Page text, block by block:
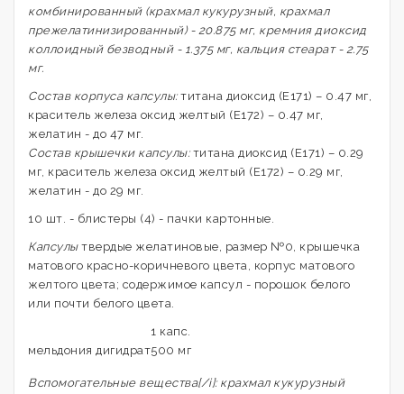
комбинированный (крахмал кукурузный, крахмал
прежелатинизированный) - 20.875 мг, кремния диоксид
коллоидный безводный - 1.375 мг, кальция стеарат - 2.75
мг.
Состав корпусакапсулы:титана диоксид (Е171) – 0.47 мг,
краситель железа оксид желтый (Е172) – 0.47 мг,
желатин - до 47 мг.
Состав крышечки капсулы:титана диоксид (Е171) – 0.29
мг, краситель железа оксид желтый (Е172) – 0.29 мг,
желатин - до 29 мг.
10 шт. - блистеры (4) - пачки картонные.
Капсулытвердые желатиновые, размер №0, крышечка
матового красно-коричневого цвета, корпус матового
желтого цвета; содержимое капсул - порошок белого
или почти белого цвета.
1 капс.
мельдония дигидрат500 мг
Вспомогательные вещества[/i]: крахмал кукурузный